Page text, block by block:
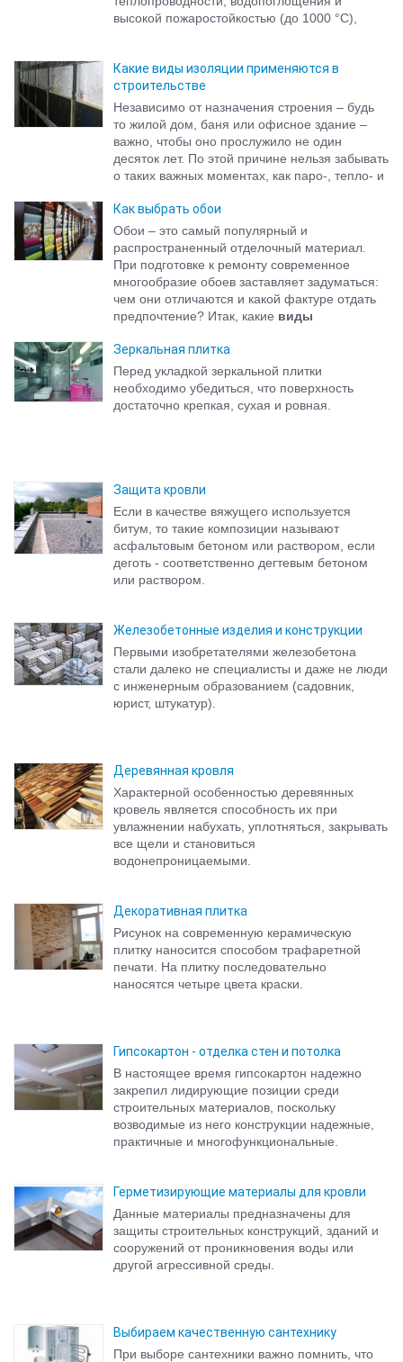
предстоит склеивать, не должны иметь
загрязнений, пыли, должны быть достаточно...
высокой пожаростойкостью (до 1000 °С),
Какие виды изоляции применяются в
строительстве
Независимо от назначения строения – будь
то жилой дом, баня или офисное здание –
важно, чтобы оно прослужило не один
десяток лет. По этой причине нельзя забывать
о таких важных моментах, как паро-, тепло- и
такую постройку ждет неминуемое
разрушение.
Как выбрать обои
Обои – это самый популярный и
распространенный отделочный материал.
При подготовке к ремонту современное
многообразие обоев заставляет задуматься:
чем они отличаются и какой фактуре отдать
предпочтение? Итак, какие виды
Зеркальная плитка
Перед укладкой зеркальной плитки
необходимо убедиться, что поверхность
достаточно крепкая, сухая и ровная.
Защита кровли
Если в качестве вяжущего используется
битум, то такие композиции называют
асфальтовым бетоном или раствором, если
деготь - соответственно дегтевым бетоном
или раствором.
Железобетонные изделия и конструкции
Первыми изобретателями железобетона
стали далеко не специалисты и даже не люди
с инженерным образованием (садовник,
юрист, штукатур).
Деревянная кровля
Характерной особенностью деревянных
кровель является способность их при
увлажнении набухать, уплотняться, закрывать
все щели и становиться
водонепроницаемыми.
Декоративная плитка
Рисунок на современную керамическую
плитку наносится способом трафаретной
печати. На плитку последовательно
наносятся четыре цвета краски.
Гипсокартон - отделка стен и потолка
В настоящее время гипсокартон надежно
закрепил лидирующие позиции среди
строительных материалов, поскольку
возводимые из него конструкции надежные,
практичные и многофункциональные.
Герметизирующие материалы для кровли
Данные материалы предназначены для
защиты строительных конструкций, зданий и
сооружений от проникновения воды или
другой агрессивной среды.
Выбираем качественную сантехнику
При выборе сантехники важно помнить, что